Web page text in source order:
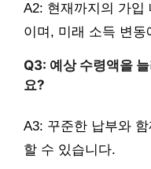
A2: 현재까지의 가입
이며, 미래 소득 변
Q3: 예상 수령액을
요?
A3: 꾸준한 납부와
할 수 있습니다.